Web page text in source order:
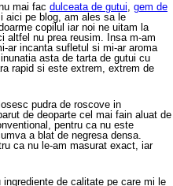
mai fac dulceata de gutui, gem de
aici pe blog, am ales sa le
copilul iar noi ne uitam la
altfel nu prea reusim. Insa m-am
ar incanta sufletul si mi-ar aroma
asta de tarta de gutui cu
rapid si este extrem, extrem de
pudra de roscove in
de deoparte cel mai fain aluat de
pentru ca nu este
a blat de negresa densa.
ca nu le-am masurat exact, iar
de calitate pe care mi le